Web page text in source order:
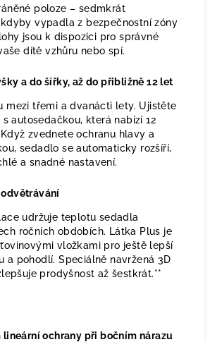
poloze – sedmkrát
kdyby vypadla z bezpečnostní zóny
jsou k dispozici pro správné
dítě vzhůru nebo spí.
a do šířky, až do přibližně 12 let
mezi třemi a dvanácti lety. Ujistěte
autosedačkou, která nabízí 12
zvednete ochranu hlavy a
sedadlo se automaticky rozšíří,
a snadné nastavení.
odvětrávání
udržuje teplotu sedadla
ročních obdobích. Látka Plus je
vložkami pro ještě lepší
a pohodlí. Speciálně navržená 3D
prodyšnost až šestkrát.**
lineární ochrany při bočním nárazu